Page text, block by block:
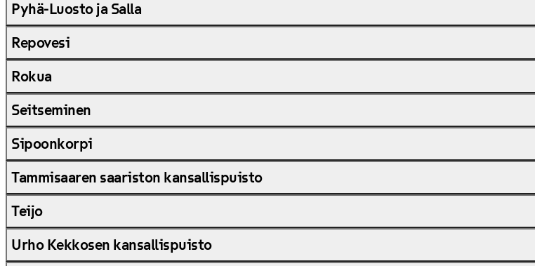
Pyhä-Luosto ja Salla
Repovesi
Rokua
Seitseminen
Sipoonkorpi
Tammisaaren saariston kansallispuisto
Teijo
Urho Kekkosen kansallispuisto